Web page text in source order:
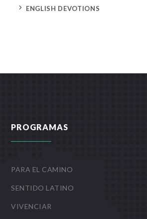
5 ENGLISH DEVOTIONS
PROGRAMAS
PARA EL CAMINO
SENTIDO LATINO
VIVENCIAR